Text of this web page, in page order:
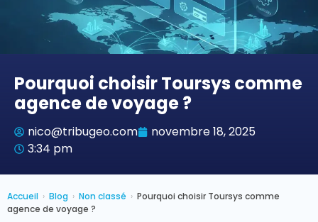
Pourquoi choisir Toursys comme
agence de voyage ?
nico@tribugeo.com
novembre 18, 2025
3:34 pm
Accueil › Blog › Non classé › Pourquoi choisir Toursys comme
agence de voyage ?